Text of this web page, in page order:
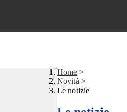
Home >
Novità >
Le notizie